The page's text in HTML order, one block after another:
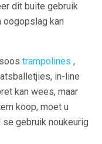
dit buite gebruik
oogopslag kan
trampolines ,
in-line
kan wees, maar
koop, moet u
gebruik noukeurig